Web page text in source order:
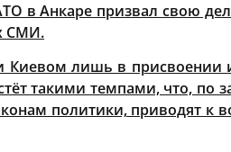
в Анкаре призвал свою
СМИ.
лишь в
такими темпами, что, по
политики, приводят к